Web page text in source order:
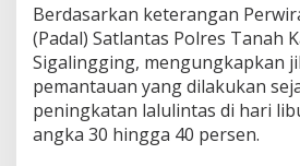
4
0
%
Berdasarkan keterangan
(Padal) Satlantas Polres Tanah
Sigalingging, mengungkapkan
pemantauan yang dilakukan
peningkatan lalulintas di hari
angka 30 hingga 40 persen.